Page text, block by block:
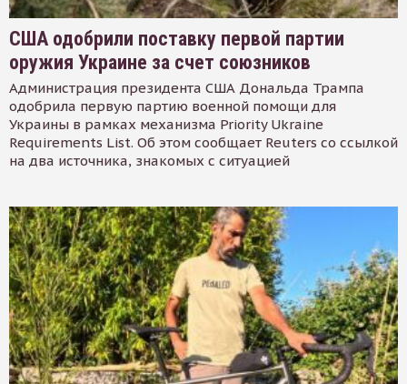
США одобрили поставку первой партии
оружия Украине за счет союзников
Администрация президента США Дональда Трампа
одобрила первую партию военной помощи для
Украины в рамках механизма Priority Ukraine
Requirements List. Об этом сообщает Reuters со ссылкой
на два источника, знакомых с ситуацией